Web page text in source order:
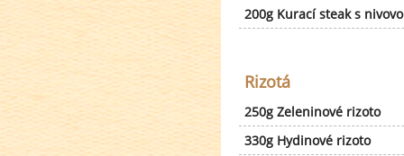
200g Kurací steak s
Rizotá
250g Zeleninové rizoto
330g Hydinové rizoto